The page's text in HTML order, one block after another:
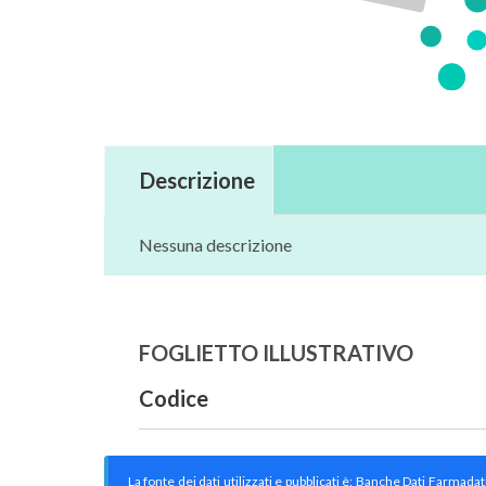
Descrizione
Nessuna descrizione
FOGLIETTO ILLUSTRATIVO
Codice
La fonte dei dati utilizzati e pubblicati è: Banche Dati